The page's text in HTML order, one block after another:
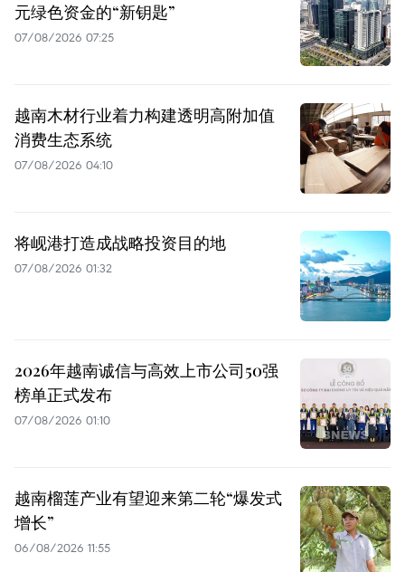
元绿色资金的“新钥匙”
07/08/2026 07:25
越南木材行业着力构建透明高附加值
消费生态系统
07/08/2026 04:10
将岘港打造成战略投资目的地
07/08/2026 01:32
2026年越南诚信与高效上市公司50强
榜单正式发布
07/08/2026 01:10
越南榴莲产业有望迎来第二轮“爆发式
增长”
06/08/2026 11:55